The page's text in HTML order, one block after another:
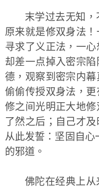
末学过去无知，
原来就是修双身法
寻求了义正法，一心
却差一点掉入密宗
德，观察到密宗内
偷偷传授双身法，
修之间光明正大地
了然之后；自己才
从此发誓：坚固自
的邪道。
佛陀在经典上